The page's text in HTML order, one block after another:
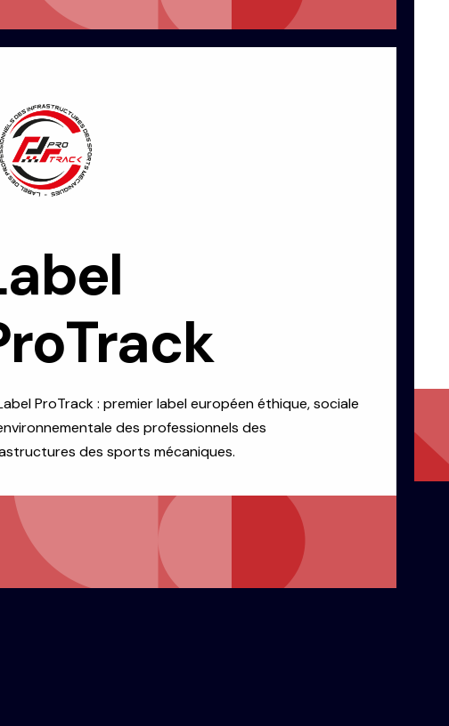
ProTrack: premier label européen éthique, sociale
des professionnels des
des sports mécaniques.